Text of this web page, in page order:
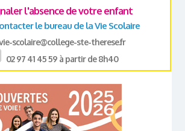
l'absence de votre enfant
le bureau de la Vie Scolaire
scolaire@college-ste-therese.fr
02 97 41 45 59 à partir de 8h40